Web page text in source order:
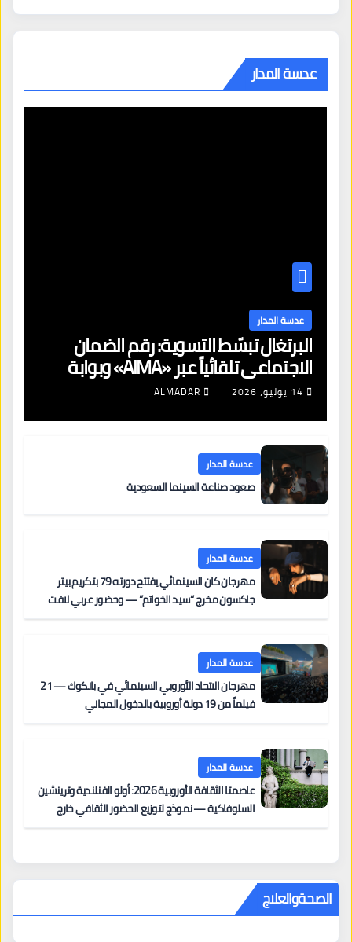
عدسة المدار
عدسة المدار
البرتغال تبسّط التسوية: رقم الضمان
الاجتماعي تلقائياً عبر «AIMA» وبوابة
جديدة لتجديد الإقامات
14 يوليو، 2026 ALMADAR
عدسة المدار
صعود صناعة السينما السعودية
عدسة المدار
مهرجان كان السينمائي يفتتح دورته 79 بتكريم بيتر
جاكسون مخرج “سيد الخواتم” — وحضور عربي لافت
عدسة المدار
مهرجان الاتحاد الأوروبي السينمائي في بانكوك — 21
فيلماً من 19 دولة أوروبية بالدخول المجاني
عدسة المدار
عاصمتا الثقافة الأوروبية 2026: أولو الفنلندية وترينشين
السلوفاكية — نموذج لتوزيع الحضور الثقافي خارج
الصحةوالعلاج